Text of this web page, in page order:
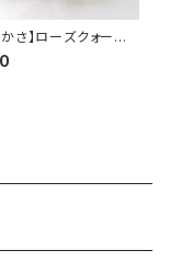
さ】ローズクォーツ・
イガーアイ （石サイ
）内径15cm